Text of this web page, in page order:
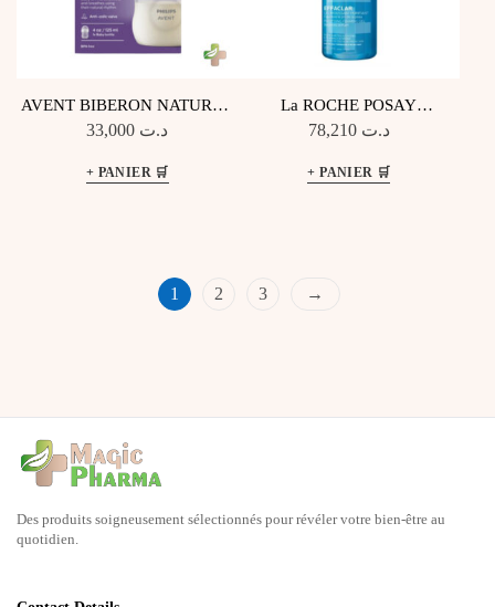
AVENT BIBERON NATURAL
REPONSE 0M+ 125ML
د.ت
La ROCHE POSAY
EFFACLAR Gel Moussant
د.ت 78,210
1 2 3 →
Des produits soigneusement sélectionnés pour révéler votre bien-être au
quotidien.